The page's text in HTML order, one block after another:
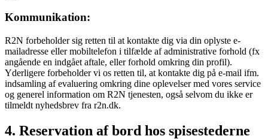
Kommunikation:
R2N forbeholder sig retten til at kontakte dig via din oplyste e-
mailadresse eller mobiltelefon i tilfælde af administrative forhold (fx
angående en indgået aftale, eller forhold omkring din profil).
Yderligere forbeholder vi os retten til, at kontakte dig på e-mail ifm.
indsamling af evaluering omkring dine oplevelser med vores service
og generel information om R2N tjenesten, også selvom du ikke er
tilmeldt nyhedsbrev fra r2n.dk.
4. Reservation af bord hos spisestederne